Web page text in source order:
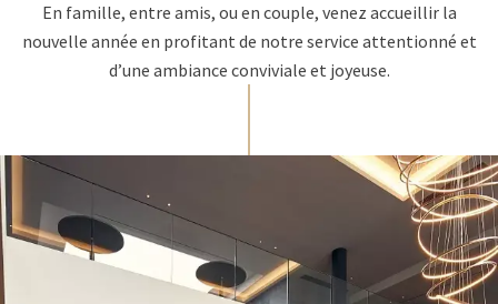
En famille, entre amis, ou en couple, venez accueillir la
nouvelle année en profitant de notre service attentionné et
d’une ambiance conviviale et joyeuse.